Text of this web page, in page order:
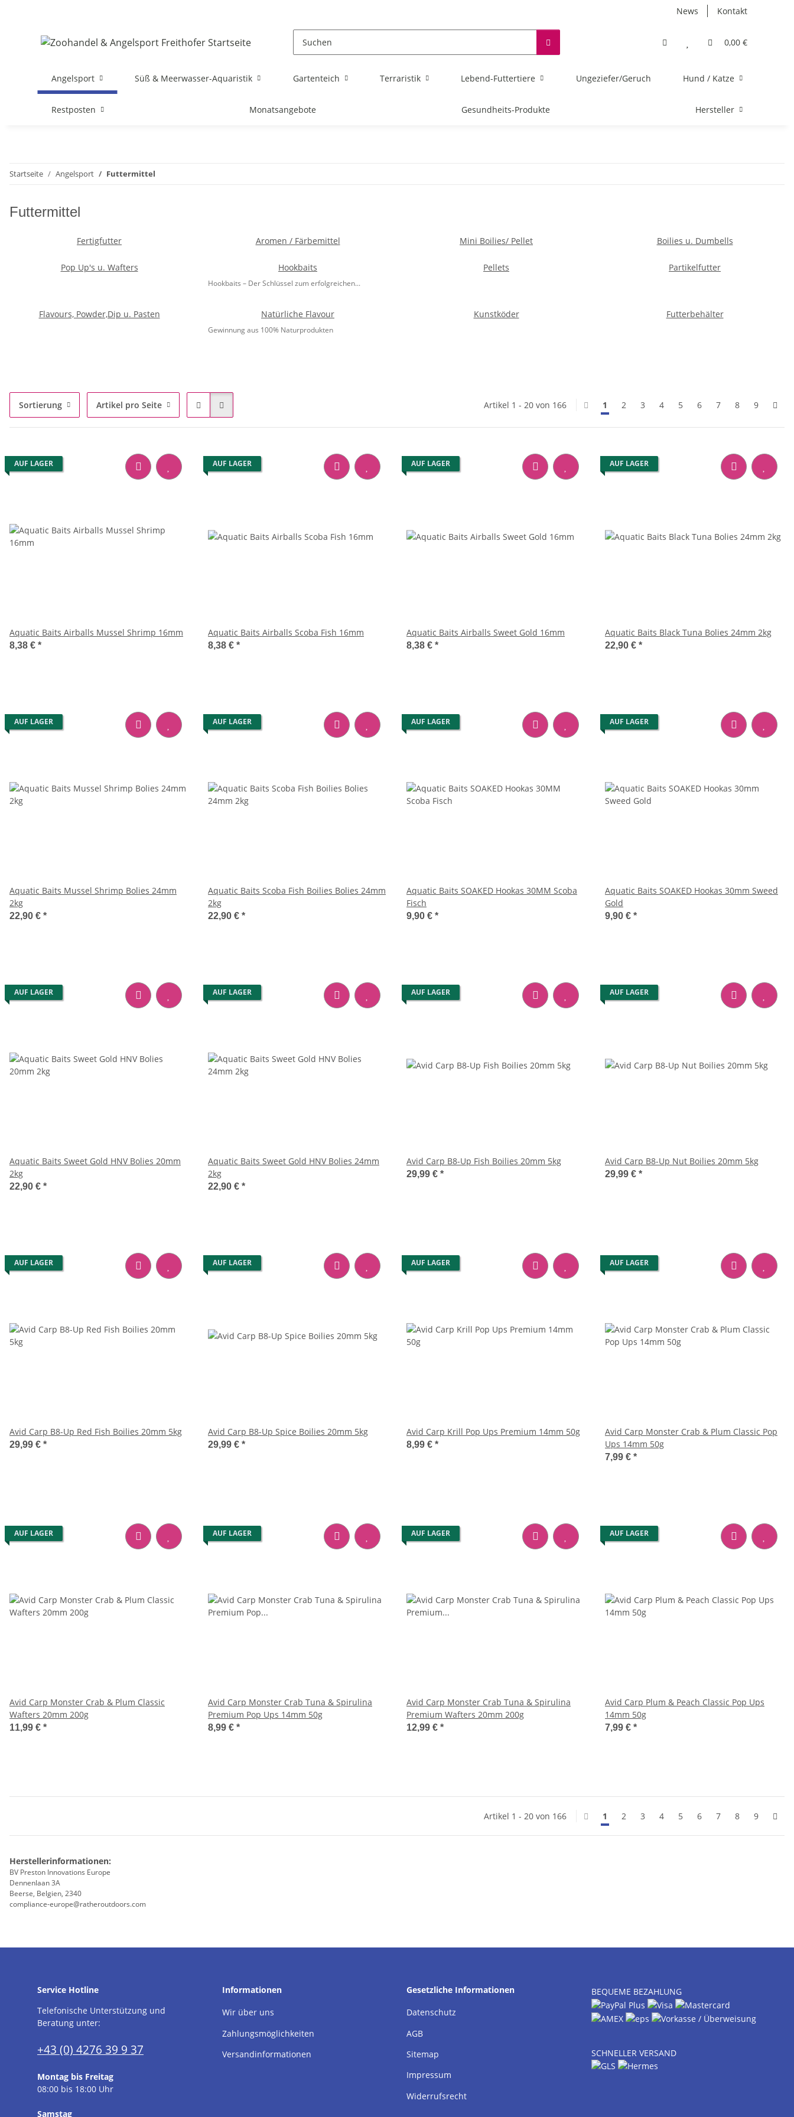
News Kontakt
0,00 €
Angelsport Süß & Meerwasser-Aquaristik Gartenteich Terraristik Lebend-Futtertiere Ungeziefer/Geruch Hund / Katze
Restposten Monatsangebote Gesundheits-Produkte Hersteller
Startseite Angelsport Futtermittel
Futtermittel
Fertigfutter Aromen / Färbemittel Mini Boilies/ Pellet Boilies u. Dumbells
Pop Up's u. Wafters Hookbaits
Hookbaits – Der Schlüssel zum erfolgreichen...
Pellets Partikelfutter
Flavours, Powder,Dip u. Pasten Natürliche Flavour
Gewinnung aus 100% Naturprodukten
Kunstköder Futterbehälter
Sortierung Artikel pro Seite Artikel 1 - 20 von 166 1 2 3 4 5 6 7 8 9
AUF LAGER
Aquatic Baits Airballs Mussel Shrimp 16mm
8,38 € *
AUF LAGER
Aquatic Baits Airballs Scoba Fish 16mm
8,38 € *
AUF LAGER
Aquatic Baits Airballs Sweet Gold 16mm
8,38 € *
AUF LAGER
Aquatic Baits Black Tuna Bolies 24mm 2kg
22,90 € *
AUF LAGER
Aquatic Baits Mussel Shrimp Bolies 24mm
2kg
22,90 € *
AUF LAGER
Aquatic Baits Scoba Fish Boilies Bolies 24mm
2kg
22,90 € *
AUF LAGER
Aquatic Baits SOAKED Hookas 30MM Scoba
Fisch
9,90 € *
AUF LAGER
Aquatic Baits SOAKED Hookas 30mm Sweed
Gold
9,90 € *
AUF LAGER
Aquatic Baits Sweet Gold HNV Bolies 20mm
2kg
22,90 € *
AUF LAGER
Aquatic Baits Sweet Gold HNV Bolies 24mm
2kg
22,90 € *
AUF LAGER
Avid Carp B8-Up Fish Boilies 20mm 5kg
29,99 € *
AUF LAGER
Avid Carp B8-Up Nut Boilies 20mm 5kg
29,99 € *
AUF LAGER
Avid Carp B8-Up Red Fish Boilies 20mm 5kg
29,99 € *
AUF LAGER
Avid Carp B8-Up Spice Boilies 20mm 5kg
29,99 € *
AUF LAGER
Avid Carp Krill Pop Ups Premium 14mm 50g
8,99 € *
AUF LAGER
Avid Carp Monster Crab & Plum Classic Pop
Ups 14mm 50g
7,99 € *
AUF LAGER
Avid Carp Monster Crab & Plum Classic
Wafters 20mm 200g
11,99 € *
AUF LAGER
Avid Carp Monster Crab Tuna & Spirulina
Premium Pop Ups 14mm 50g
8,99 € *
AUF LAGER
Avid Carp Monster Crab Tuna & Spirulina
Premium Wafters 20mm 200g
12,99 € *
AUF LAGER
Avid Carp Plum & Peach Classic Pop Ups
14mm 50g
7,99 € *
Artikel 1 - 20 von 166 1 2 3 4 5 6 7 8 9
Herstellerinformationen:
BV Preston Innovations Europe
Dennenlaan 3A
Beerse, Belgien, 2340
compliance-europe@ratheroutdoors.com
Service Hotline
Telefonische Unterstützung und
Beratung unter:
+43 (0) 4276 39 9 37
Montag bis Freitag
08:00 bis 18:00 Uhr
Samstag
Informationen
Wir über uns
Zahlungsmöglichkeiten
Versandinformationen
Gesetzliche Informationen
Datenschutz
AGB
Sitemap
Impressum
Widerrufsrecht
BEQUEME BEZAHLUNG
SCHNELLER VERSAND